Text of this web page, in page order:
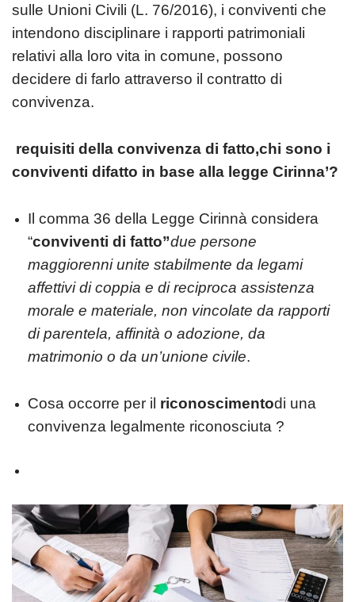
sulle Unioni Civili (L. 76/2016), i conviventi che
intendono disciplinare i rapporti patrimoniali
relativi alla loro vita in comune, possono
decidere di farlo attraverso il contratto di
convivenza.
requisiti della convivenza di fatto,chi sono i
conviventi difatto in base alla legge Cirinna’?
Il comma 36 della Legge Cirinnà considera
“conviventi di fatto”due persone
maggiorenni unite stabilmente da legami
affettivi di coppia e di reciproca assistenza
morale e materiale, non vincolate da rapporti
di parentela, affinità o adozione, da
matrimonio o da un’unione civile.
Cosa occorre per il riconoscimentodi una
convivenza legalmente riconosciuta ?